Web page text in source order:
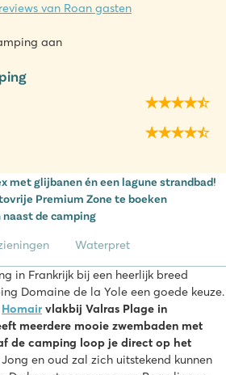
van Roan gasten
aan
met glijbanen én een lagune strandbad!
Premium Zone te boeken
de camping
Waterpret
in Frankrijk bij een heerlijk breed
Domaine de la Yole een goede keuze.
Homair vlakbij Valras Plage in
meerdere mooie zwembaden met
de camping loop je direct op het
Jong en oud zal zich uitstekend kunnen